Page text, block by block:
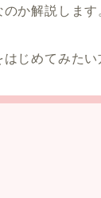
か解説します
はじめてみた